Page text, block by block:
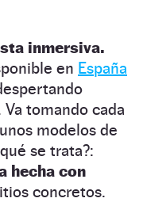
inmersiva.
en España
tomando cada
modelos de
se trata?:
hecha con
concretos.